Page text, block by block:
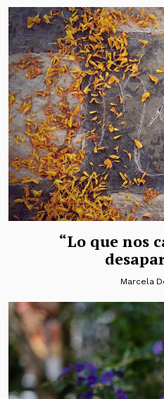
“Lo que nos
Marcela